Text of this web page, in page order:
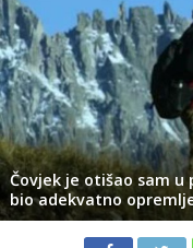
Čovjek je otišao sam u
bio adekvatno